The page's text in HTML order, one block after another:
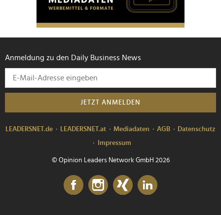
Anmeldung zu den Daily Business News
JETZT ANMELDEN
LEADERSNET.de LEADERSNET.at Mediadaten AGB
Datenschutz
Impressum
© Opinion Leaders Network GmbH 2026